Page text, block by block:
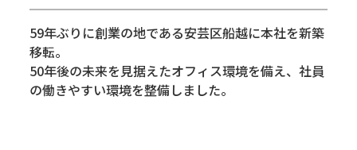
59年ぶりに創業の地である安芸区船越に本社を新築
移転。
50年後の未来を見据えたオフィス環境を備え、社員
の働きやすい環境を整備しました。